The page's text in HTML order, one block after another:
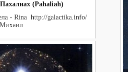
(Pahaliah)
- Rina http://galactika.info/
. . . . . . . . . ...